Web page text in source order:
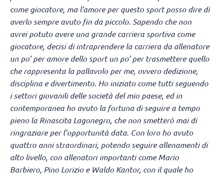
come giocatore, ma l’amore per questo sport posso dire di
averlo sempre avuto fin da piccolo. Sapendo che non
avrei potuto avere una grande carriera sportiva come
giocatore, decisi di intraprendere la carriera da allenatore
un po’ per amore dello sport un po’ per trasmettere quello
che rappresenta la pallavolo per me, ovvero dedizione,
disciplina e divertimento. Ho iniziato come tutti seguendo
i settori giovanili delle società del mio paese, ed in
contemporanea ho avuto la fortuna di seguire a tempo
pieno la Rinascita Lagonegro, che non smetterò mai di
ringraziare per l’opportunità data. Con loro ho avuto
quattro anni straordinari, potendo seguire allenamenti di
alto livello, con allenatori importanti come Mario
Barbiero, Pino Lorizio e Waldo Kantor, con il quale ho